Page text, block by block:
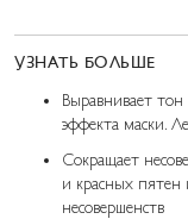
УЗНАТЬ БОЛЬШЕ
Выравнивает тон
эффекта маски.
Сокращает
и красных пятен
несовершенств